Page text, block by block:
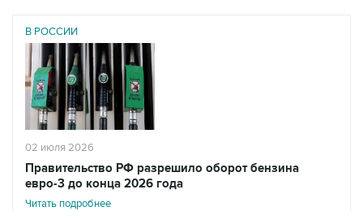
В РОССИИ
02 июля 2026
Правительство РФ разрешило оборот бензина
евро-3 до конца 2026 года
Читать подробнее